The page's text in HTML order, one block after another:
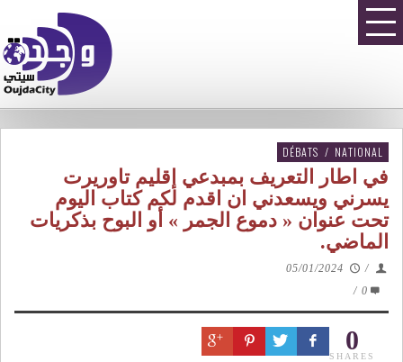
DÉBATS / NATIONAL
في اطار التعريف بمبدعي إقليم تاوريرت
يسرني ويسعدني ان اقدم لكم كتاب اليوم
تحت عنوان « دموع الجمر » أو البوح بذكريات
الماضي.
/
05/01/2024
0
/
0
SHARES